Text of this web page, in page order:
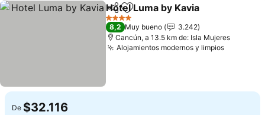
CompartirAgregar a favoritos
Hotel Luma by Kavia
4 Estrellas
8,2 Muy bueno
3.242
Cancún, a 13.5 km de: Isla Mujeres
Alojamientos modernos y limpiosVer
De $32.116